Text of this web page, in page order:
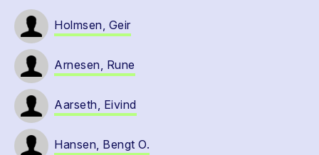
Holmsen, Geir
Arnesen, Rune
Aarseth, Eivind
Hansen, Bengt O.